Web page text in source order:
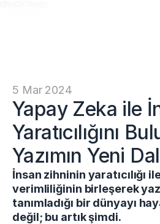
5 Mar 2024
Yapay Zeka ile
Yaratıcılığını
Yazımın Yeni
İnsan zihninin yaratıcılığı
verimliliğinin birleşerek
tanımladığı bir dünyayı
değil; bu artık şimdi.